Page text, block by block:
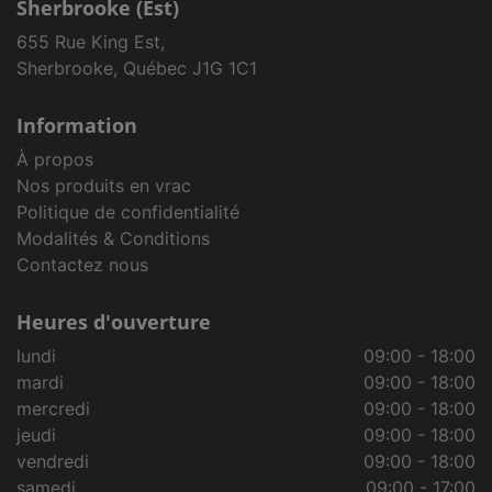
Sherbrooke (Est)
655 Rue King Est,
Sherbrooke, Québec J1G 1C1
Information
À propos
Nos produits en vrac
Politique de confidentialité
Modalités & Conditions
Contactez nous
Heures d'ouverture
lundi
09:00 - 18:00
mardi
09:00 - 18:00
mercredi
09:00 - 18:00
jeudi
09:00 - 18:00
vendredi
09:00 - 18:00